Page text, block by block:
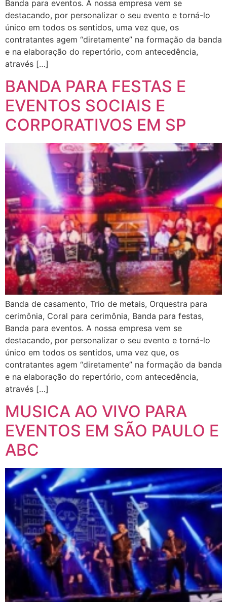
Banda para eventos. A nossa empresa vem se
destacando, por personalizar o seu evento e torná-lo
único em todos os sentidos, uma vez que, os
contratantes agem “diretamente” na formação da banda
e na elaboração do repertório, com antecedência,
através […]
BANDA PARA FESTAS E
EVENTOS SOCIAIS E
CORPORATIVOS EM SP
Banda de casamento, Trio de metais, Orquestra para
cerimônia, Coral para cerimônia, Banda para festas,
Banda para eventos. A nossa empresa vem se
destacando, por personalizar o seu evento e torná-lo
único em todos os sentidos, uma vez que, os
contratantes agem “diretamente” na formação da banda
e na elaboração do repertório, com antecedência,
através […]
MUSICA AO VIVO PARA
EVENTOS EM SÃO PAULO E
ABC